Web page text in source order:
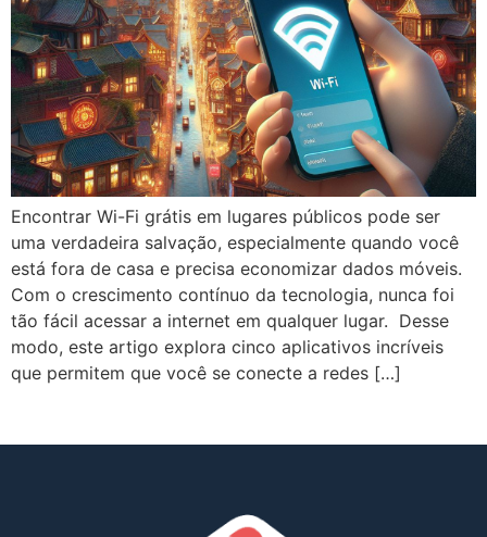
Encontrar Wi-Fi grátis em lugares públicos pode ser
uma verdadeira salvação, especialmente quando você
está fora de casa e precisa economizar dados móveis.
Com o crescimento contínuo da tecnologia, nunca foi
tão fácil acessar a internet em qualquer lugar. Desse
modo, este artigo explora cinco aplicativos incríveis
que permitem que você se conecte a redes […]